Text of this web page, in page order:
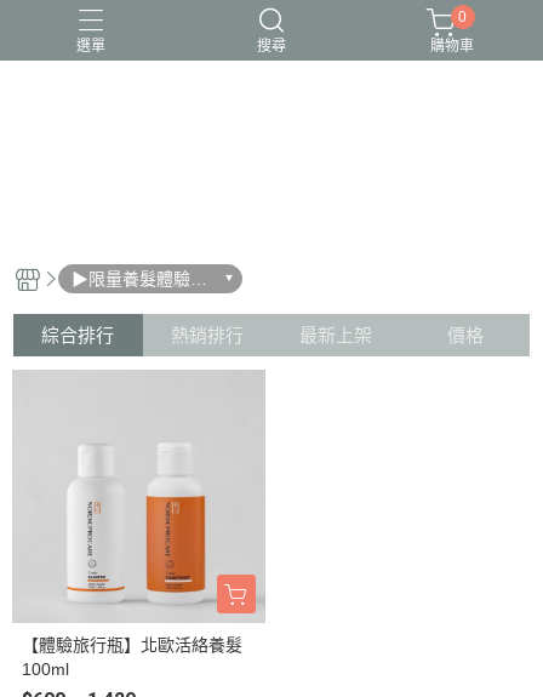
選單 搜尋
0
購物車
▶限量養髮體驗旅
行瓶
綜合排行 熱銷排行 最新上架 價格
【體驗旅行瓶】北歐活絡養髮
100ml